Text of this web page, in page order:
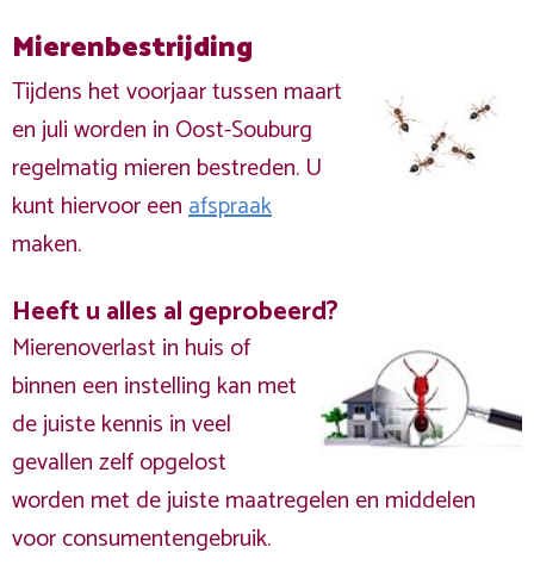
Mierenbestrijding
Tijdens het voorjaar tussen maart
en juli worden in Oost-Souburg
regelmatig mieren bestreden. U
kunt hiervoor eenafspraak
maken.
Heeft u alles al geprobeerd?
Mierenoverlast in huis of
binnen een instelling kan met
de juiste kennis in veel
gevallen zelf opgelost
worden met de juiste maatregelen en middelen
voor consumentengebruik.